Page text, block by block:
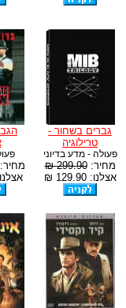
גברים בשחור -
טרילוגיה
פעולה - מדע בדיוני
מחיר:299.90 ₪
אצלנו: 129.90 ₪
אצלנו: